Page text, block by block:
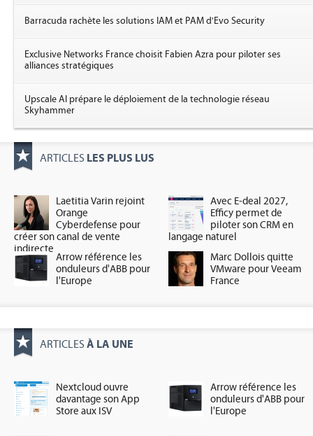
Barracuda rachète les solutions IAM et PAM d'Evo Security
Exclusive Networks France choisit Fabien Azra pour piloter ses
alliances stratégiques
Upscale AI prépare le déploiement de la technologie réseau
Skyhammer
ARTICLES LES PLUS LUS
Laetitia Varin rejoint
Orange
Cyberdefense pour
créer son canal de vente
indirecte
Avec E-deal 2027,
Efficy permet de
piloter son CRM en
langage naturel
Arrow référence les
onduleurs d'ABB pour
l'Europe
Marc Dollois quitte
VMware pour Veeam
France
ARTICLES À LA UNE
Nextcloud ouvre
davantage son App
Store aux ISV
Arrow référence les
onduleurs d'ABB pour
l'Europe